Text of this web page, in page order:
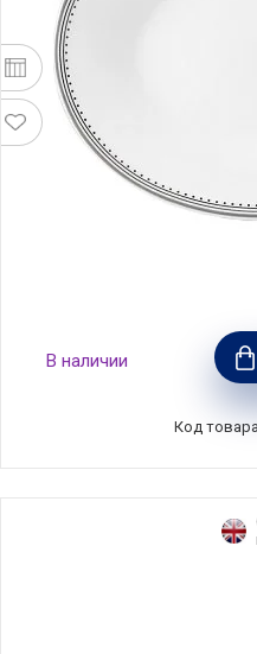
Подставка под
20x16,5x2 см,
белый,
В наличии
Код